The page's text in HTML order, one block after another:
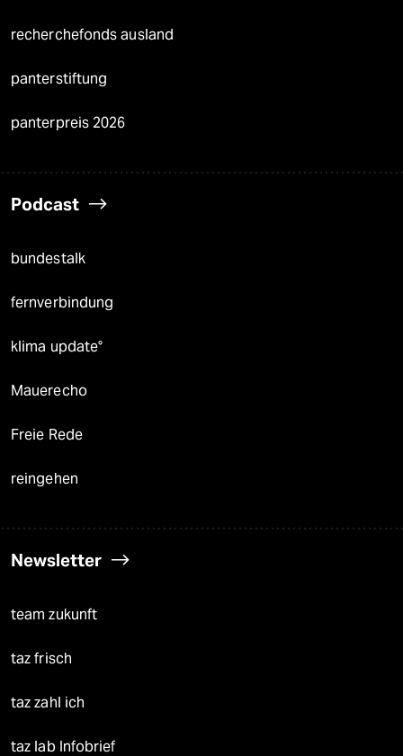
recherchefonds ausland
panterstiftung
panterpreis 2026
Podcast
bundestalk
fernverbindung
klima update°
Mauerecho
Freie Rede
reingehen
Newsletter
team zukunft
taz frisch
taz zahl ich
taz lab Infobrief